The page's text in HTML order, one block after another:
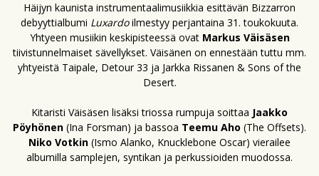
Häijyn kaunista instrumentaalimusiikkia esittävän Bizzarron
debyyttialbumi Luxardoilmestyy perjantaina 31. toukokuuta.
Yhtyeen musiikin keskipisteessä ovat Markus Väisäsen
tiivistunnelmaiset sävellykset. Väisänen on ennestään tuttu mm.
yhtyeistä Taipale, Detour 33 ja Jarkka Rissanen & Sons of the
Desert.
Kitaristi Väisäsen lisäksi triossa rumpuja soittaa Jaakko
Pöyhönen (Ina Forsman) ja bassoa Teemu Aho (The Offsets).
Niko Votkin (Ismo Alanko, Knucklebone Oscar) vierailee
albumilla samplejen, syntikan ja perkussioiden muodossa.